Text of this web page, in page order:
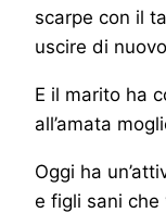
scarpe con il
uscire di
E il marito ha
all’amata
Oggi ha
e figli sani che